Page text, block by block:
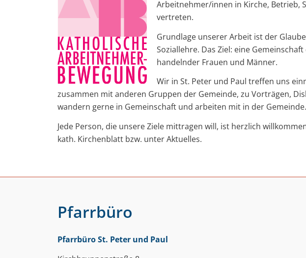
Arbeitnehmer/innen in Kirche, Betrieb,
vertreten.
Grundlage unserer Arbeit ist der
Soziallehre. Das Ziel: eine
handelnder Frauen und Männer.
Wir in St. Peter und Paul treffen uns
zusammen mit anderen Gruppen der Gemeinde, zu Vorträgen,
wandern gerne in Gemeinschaft und arbeiten mit in der Gemeinde.
Jede Person, die unsere Ziele mittragen will, ist herzlich
kath. Kirchenblatt bzw. unter Aktuelles.
Pfarrbüro
Pfarrbüro St. Peter und Paul